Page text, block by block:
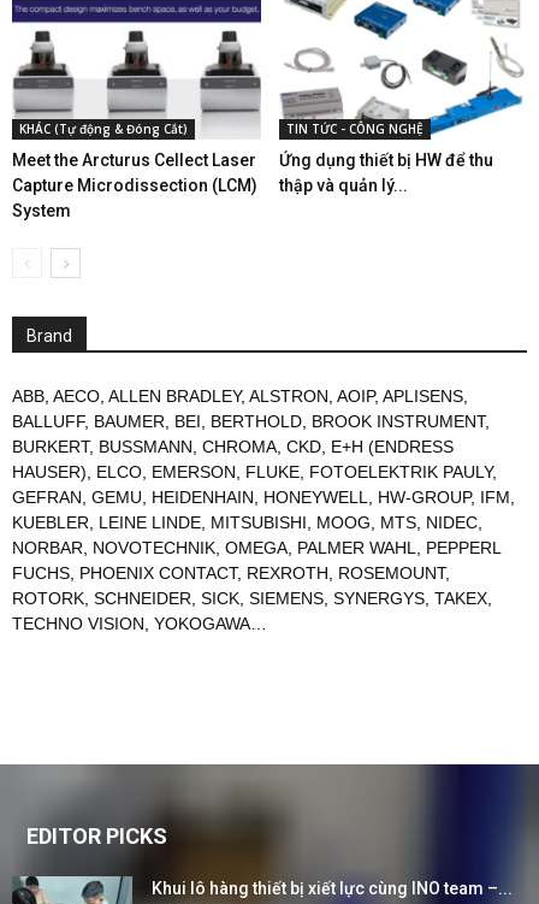
KHÁC (Tự động & Đóng Cắt)
Meet the Arcturus Cellect Laser
Capture Microdissection (LCM)
System
TIN TỨC - CÔNG NGHỆ
Ứng dụng thiết bị HW để thu
thập và quản lý...
Brand
ABB, AECO, ALLEN BRADLEY, ALSTRON, AOIP, APLISENS,
BALLUFF, BAUMER, BEI, BERTHOLD, BROOK INSTRUMENT,
BURKERT, BUSSMANN, CHROMA, CKD, E+H (ENDRESS
HAUSER), ELCO, EMERSON, FLUKE, FOTOELEKTRIK PAULY,
GEFRAN, GEMU, HEIDENHAIN, HONEYWELL, HW-GROUP, IFM,
KUEBLER, LEINE LINDE, MITSUBISHI, MOOG, MTS, NIDEC,
NORBAR, NOVOTECHNIK, OMEGA, PALMER WAHL, PEPPERL
FUCHS, PHOENIX CONTACT, REXROTH, ROSEMOUNT,
ROTORK, SCHNEIDER, SICK, SIEMENS, SYNERGYS, TAKEX,
TECHNO VISION, YOKOGAWA…
EDITOR PICKS
Khui lô hàng thiết bị xiết lực cùng INO team –...